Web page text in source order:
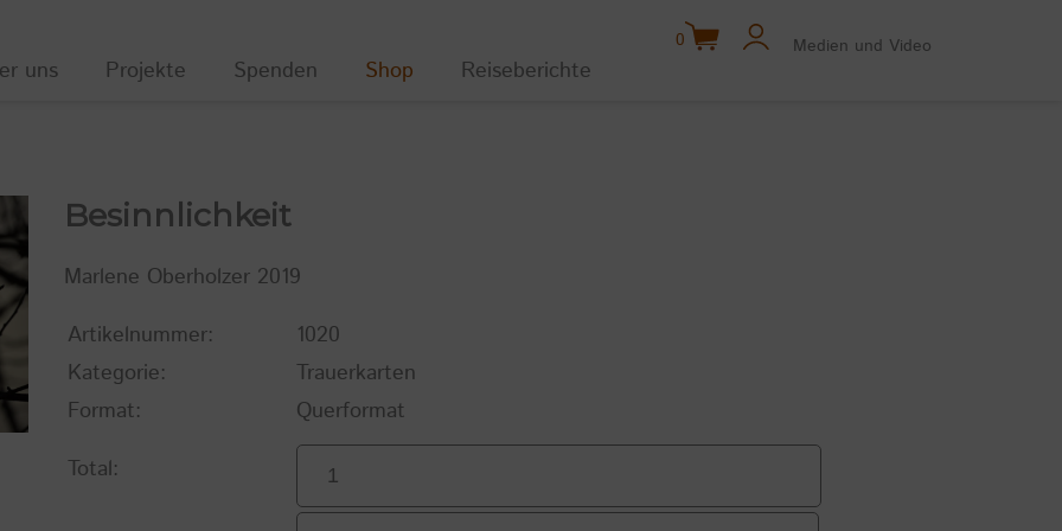
uns Projekte Spenden Shop Reiseberichte
0 Medien und Video
Besinnlichkeit
Marlene Oberholzer 2019
Artikelnummer:
1020
Kategorie:
Trauerkarten
Format:
Querformat
Total: